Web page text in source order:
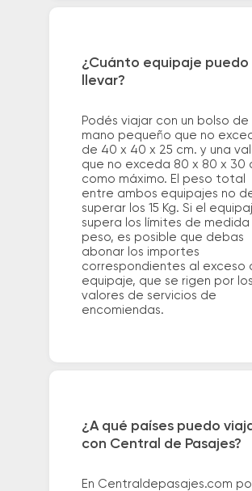
¿Cuánto equipaje puedo
llevar?
Podés viajar con un bolso de
mano pequeño que no
de 40 x 40 x 25 cm. y una
que no exceda 80 x 80 x 30
como máximo. El peso total
entre ambos equipajes no
superar los 15 Kg. Si el
supera los límites de medida
peso, es posible que debas
abonar los importes
correspondientes al exceso
equipaje, que se rigen por los
valores de servicios de
encomiendas.
¿A qué países puedo
con Central de Pasajes?
En Centraldepasajes.com